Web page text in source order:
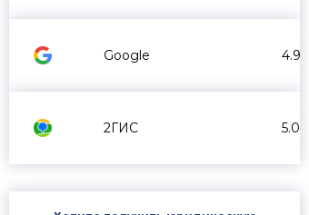
Google 4.9
2ГИС 5.0